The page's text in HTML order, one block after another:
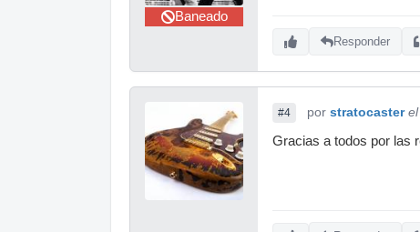
Baneado
Responder
#4 por stratocaster
Gracias a todos por las